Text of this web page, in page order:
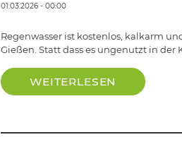
01.03.2026 - 00:00
Regenwasser ist kostenlos, kalkarm
Gießen. Statt dass es ungenutzt in der
WEITERLESEN